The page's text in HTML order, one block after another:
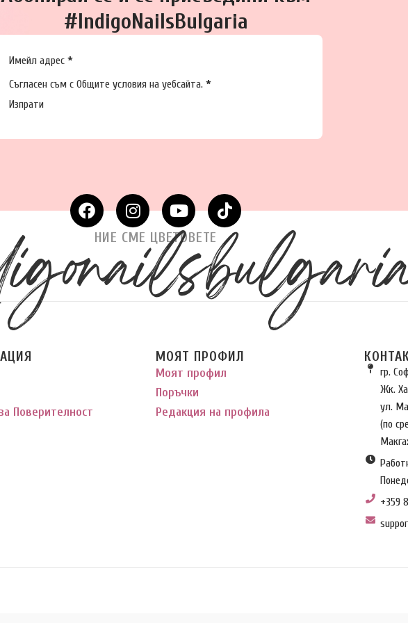
#IndigoNailsBulgaria
Section
Имейл адрес *
Съгласен съм с Общите условия на уебсайта. *
Изпрати
НИЕ СМЕ ЦВЕТОВЕТЕ
Поверителност
МОЯТ ПРОФИЛ
Моят профил
Поръчки
Редакция на профила
гр.
Жк.
ул.
(по
+359